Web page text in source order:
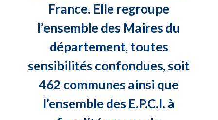
France. Elle regroupe
l’ensemble des Maires du
département, toutes
sensibilités confondues, soit
462 communes ainsi que
l’ensemble des E.P.C.I. à